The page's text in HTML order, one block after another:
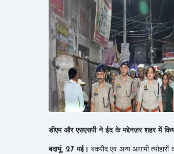
डीएम और एसएसपी ने ईद के मद्देनज़र शहर में
बदायूं, 27 मई। बकरीद एवं अन्य आगामी त्योहारों